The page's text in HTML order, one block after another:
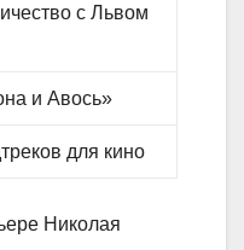
с Львом
и Авось»
для кино
Николая